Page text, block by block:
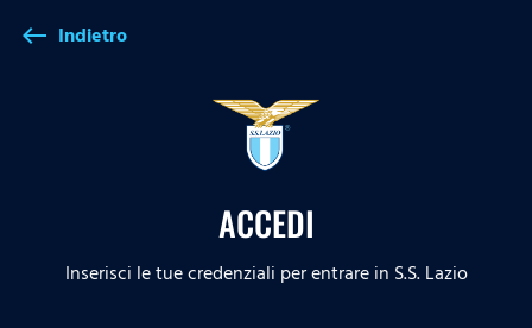
west Indietro
ACCEDI
Inserisci le tue credenziali per entrare in S.S. Lazio